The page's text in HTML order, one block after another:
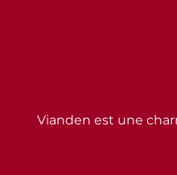
Vianden est une